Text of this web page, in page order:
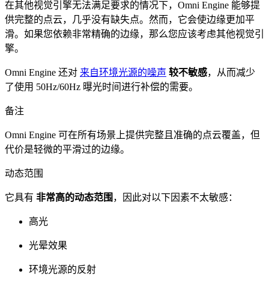
在其他视觉引擎无法满足要求的情况下，Omni Engine 能够提
供完整的点云，几乎没有缺失点。然而，它会使边缘更加平
滑。如果您依赖非常精确的边缘，那么您应该考虑其他视觉引
擎。
Omni Engine 还对 来自环境光源的噪声 较不敏感，从而减少
了使用 50Hz/60Hz 曝光时间进行补偿的需要。
备注
Omni Engine 可在所有场景上提供完整且准确的点云覆盖，但
代价是轻微的平滑过的边缘。
动态范围
它具有 非常高的动态范围 ，因此对以下因素不太敏感：
高光
光晕效果
环境光源的反射